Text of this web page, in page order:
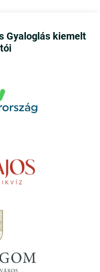
Gyaloglás kiemelt